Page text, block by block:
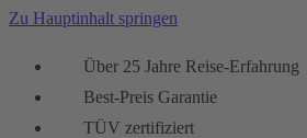
Zu Hauptinhalt springen
Über 25 Jahre Reise-Erfahrung
Best-Preis Garantie
TÜV zertifiziert